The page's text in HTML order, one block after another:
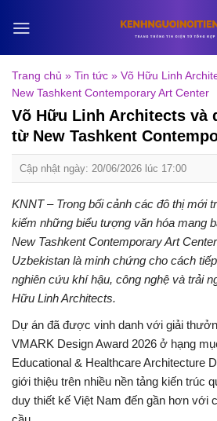
Trang chủ » Tin tức » Võ Hữu Linh
New Tashkent Contemporary Art Center
Võ Hữu Linh Architects và
từ New Tashkent
Cập nhật ngày: 20/06/2026 lúc 17:00
KNNT – Trong bối cảnh các đô thị mới
kiếm những biểu tượng văn hóa mang
New Tashkent Contemporary Art
Uzbekistan là minh chứng cho cách
nghiên cứu khí hậu, công nghệ và trải
Hữu Linh Architects.
Dự án đã được vinh danh với giải
VMARK Design Award 2026 ở hạng
Educational & Healthcare Architecture
giới thiệu trên nhiều nền tảng kiến trúc
duy thiết kế Việt Nam đến gần hơn với